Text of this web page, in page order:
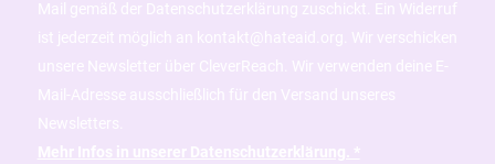
Mail gemäß der Datenschutzerklärung zuschickt. Ein Widerruf
ist jederzeit möglich an kontakt@hateaid.org. Wir verschicken
unsere Newsletter über CleverReach. Wir verwenden deine E-
Mail-Adresse ausschließlich für den Versand unseres
Newsletters.
Mehr Infos in unserer Datenschutzerklärung. *